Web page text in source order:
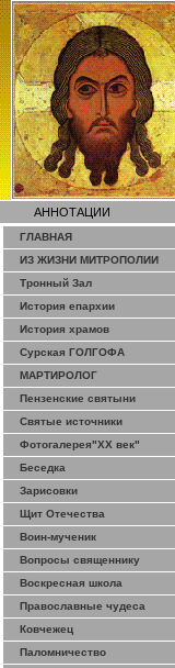
АННОТАЦИИ
ГЛАВНАЯ
ИЗ ЖИЗНИ МИТРОПОЛИИ
Тронный Зал
История епархии
История храмов
Сурская ГОЛГОФА
МАРТИРОЛОГ
Пензенские святыни
Святые источники
Фотогалерея"ХХ век"
Беседка
Зарисовки
Щит Отечества
Воин-мученик
Вопросы священнику
Воскресная школа
Православные чудеса
Ковчежец
Паломничество